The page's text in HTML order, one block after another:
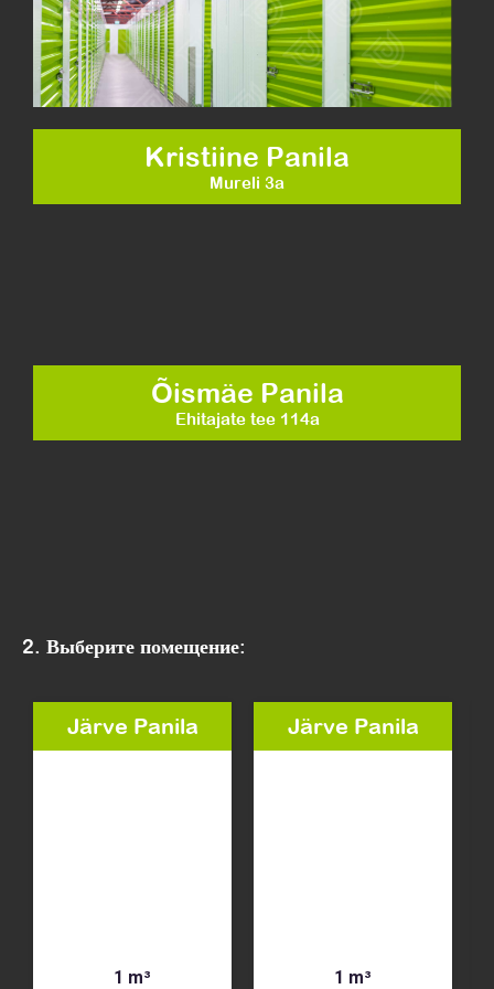
Kristiine Panila
Mureli 3a
Õismäe Panila
Ehitajate tee 114a
2. Выберите помещение:
Järve Panila
1 m³
Järve Panila
1 m³